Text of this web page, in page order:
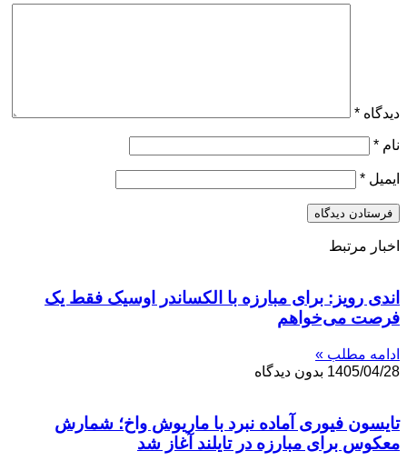
*
مرتبط
رویز: برای مبارزه با الکساندر اوسیک فقط یک
می‌خواهم
مطلب »
1405/ بدون دیدگاه
فیوری آماده نبرد با ماریوش واخ؛ شمارش
برای مبارزه در تایلند آغاز شد